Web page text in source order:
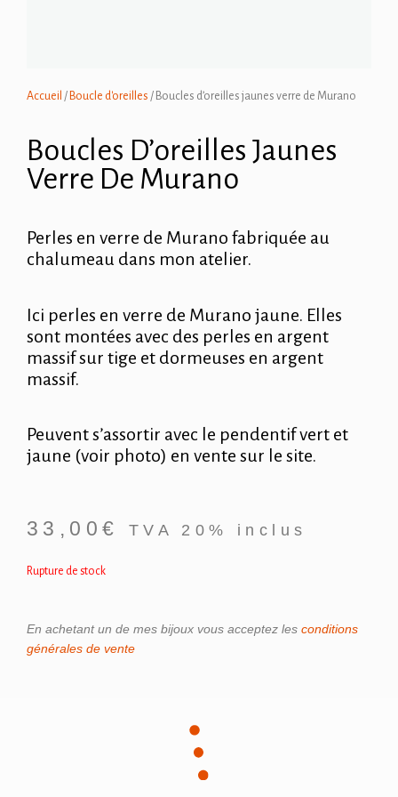
Accueil / Boucle d'oreilles / Boucles d’oreilles jaunes verre de Murano
Boucles D’oreilles Jaunes
Verre De Murano
Perles en verre de Murano fabriquée au
chalumeau dans mon atelier.
Ici perles en verre de Murano jaune. Elles
sont montées avec des perles en argent
massif sur tige et dormeuses en argent
massif.
Peuvent s’assortir avec le pendentif vert et
jaune (voir photo) en vente sur le site.
33,00 € TVA 20% inclus
Rupture de stock
En achetant un de mes bijoux vous acceptez les conditions
générales de vente